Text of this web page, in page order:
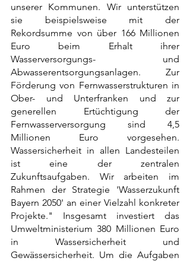
unserer Kommunen. Wir unterstützen
sie beispielsweise mit der
Rekordsumme von über 166 Millionen
Euro beim Erhalt ihrer
Wasserversorgungs- und
Abwasserentsorgungsanlagen. Zur
Förderung von Fernwasserstrukturen in
Ober- und Unterfranken und zur
generellen Ertüchtigung der
Fernwasserversorgung sind 4,5
Millionen Euro vorgesehen.
Wassersicherheit in allen Landesteilen
ist eine der zentralen
Zukunftsaufgaben. Wir arbeiten im
Rahmen der Strategie 'Wasserzukunft
Bayern 2050' an einer Vielzahl konkreter
Projekte." Insgesamt investiert das
Umweltministerium 380 Millionen Euro
in Wassersicherheit und
Gewässersicherheit. Um die Aufgaben